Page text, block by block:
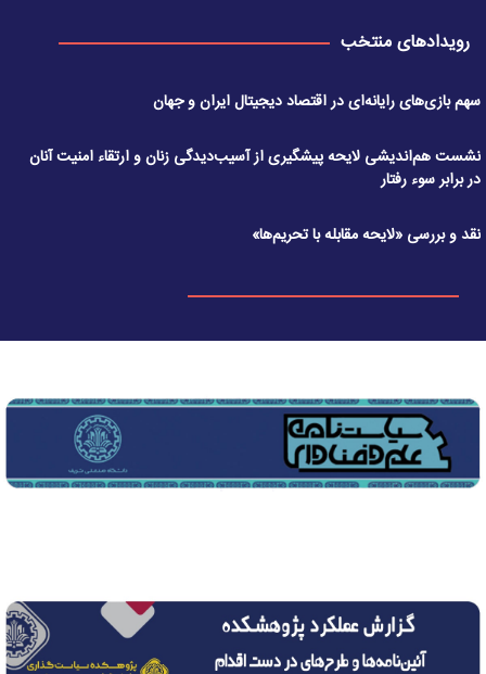
رویدادهای منتخب
سهم بازی‌های رایانه‌ای در اقتصاد دیجیتال ایران و جهان
نشست هم‌اندیشی لایحه پیشگیری از آسیب‌دیدگی زنان و ارتقاء امنیت آنان
در برابر سوء رفتار
نقد و بررسی «لایحه مقابله با تحریم‌ها»